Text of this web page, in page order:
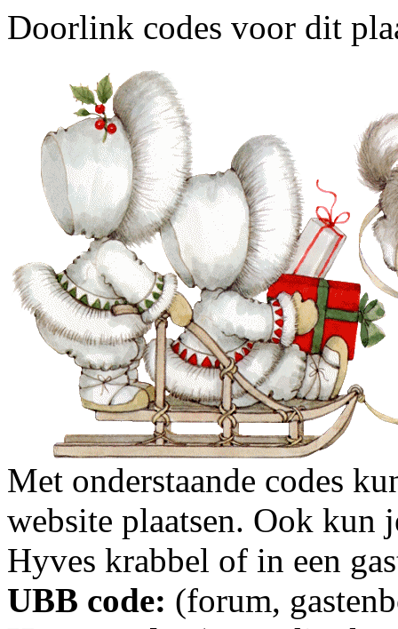
Doorlink codes voor dit
Met onderstaande codes
website plaatsen. Ook kun
Hyves krabbel of in een
UBB code: (forum,